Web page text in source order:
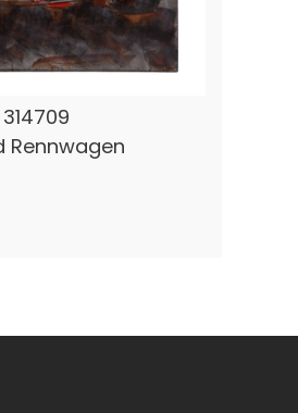
314709
Rennwagen